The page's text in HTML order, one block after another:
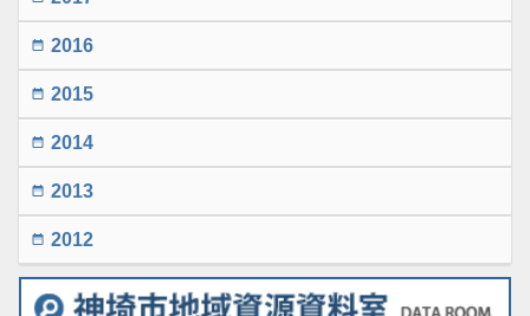
date_range 2016
date_range 2015
date_range 2014
date_range 2013
date_range 2012